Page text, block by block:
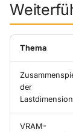
Thema
der
VRAM-